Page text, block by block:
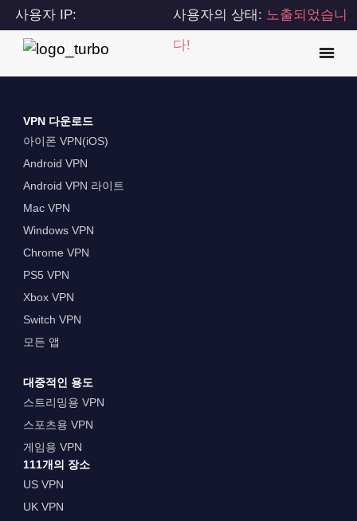
사용자 IP:
216.73.216.76
사용자의 상태: 노출되었습니
다!
VPN 다운로드
아이폰 VPN(iOS)
Android VPN
Android VPN 라이트
Mac VPN
Windows VPN
Chrome VPN
PS5 VPN
Xbox VPN
Switch VPN
모든 앱
대중적인 용도
스트리밍용 VPN
스포츠용 VPN
게임용 VPN
111개의 장소
US VPN
UK VPN